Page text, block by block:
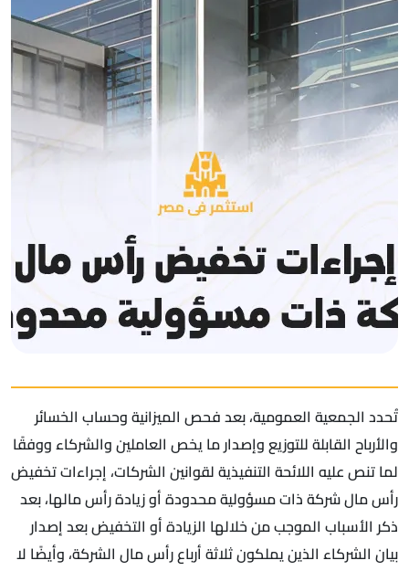
تُحدد الجمعية العمومية، بعد فحص الميزانية وحساب الخسائر
والأرباح القابلة للتوزيع وإصدار ما يخص العاملين والشركاء ووفقًا
لما تنص عليه اللائحة التنفيذية لقوانين الشركات، إجراءات تخفيض
رأس مال شركة ذات مسؤولية محدودة أو زيادة رأس مالها، بعد
ذكر الأسباب الموجب من خلالها الزيادة أو التخفيض بعد إصدار
بيان الشركاء الذين يملكون ثلاثة أرباع رأس مال الشركة، وأيضًا لا